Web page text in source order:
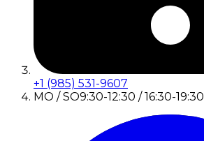
+1 (985) 531-9607
MO / SO9:30-12:30 / 16:30-19:30